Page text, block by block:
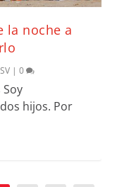
la noche a
|0
Soy
hijos. Por